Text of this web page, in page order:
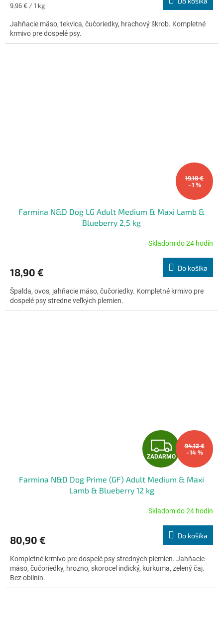
5,0
z
5
hviezdičiek.
Jednotková
9,96 € / 1 kg
Jahňacie mäso, tekvica, čučoriedky, hrachový škrob. Kompletné
krmivo pre dospelé psy.
19,18 €
–1 %
Farmina N&D Dog LG Adult Medium & Maxi Lamb &
Blueberry 2,5 kg
je
z
5
hviezdičiek.
Skladom do 24 hodín
18,90 € Do košíka
Špalda, ovos, jahňacie mäso, čučoriedky. Kompletné krmivo pre
dospelé psy stredne veľkých plemien.
Z
A
D
A
R
M
O
ZADARMO
94,12 €
–14 %
Farmina N&D Dog Prime (GF) Adult Medium & Maxi
Lamb & Blueberry 12 kg
je
z
5
hviezdičiek.
Skladom do 24 hodín
80,90 € Do košíka
Kompletné krmivo pre dospelé psy stredných plemien. Jahňacie
mäso, čučoriedky, hrozno, skorocel indický, kurkuma, zelený čaj.
Bez obilnín.